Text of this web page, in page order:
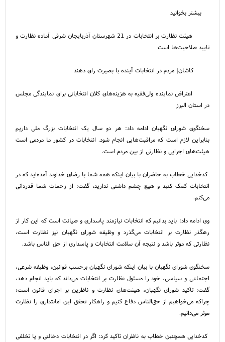
بیشتر بخوانید
هیئت نظارت بر انتخابات در 21 شهرستان آذربایجان شرقی آماده نظارت و
تایید صلاحیت‌ها است
کاشان| مردم در انتخابات آینده با بصیرت رای دهند
اعتراض نماینده ولی‌فقیه به هزینه‌های کلان انتخاباتی برای نمایندگی مجلس
در استان البرز
سخنگوی شورای نگهبان ادامه داد: هر دو سال یک انتخابات بزرگ ملی داریم
بنابراین لازم است که مراقبت‌هایی انجام شود. انتخابات در کشور ما مردمی است
هیئت‌های اجرایی و نظارتی از بین مردم است.
کدخدایی خطاب به حاضران با بیان اینکه همه شما با رضای خداوند آمده‌اید که در
انتخابات کمک کنید و هیچ چشم داشتی ندارید، گفت: از زحمات شما قدردانی
می‌کنم.
وی ادامه داد: باید بدانیم که انتخابات نیازمند پاسداری و صیانت است که این کار از
رهگذر نظارت بر انتخابات می‌گذرد و وظیفه شورای نگهبان نیز نظارت است،
نظارتی که موثر باشد و نتیجه آن سلامت انتخابات و پاسداری از حق الناس باشد.
سخنگوی شورای نگهبان با بیان اینکه شورای نگهبان برحسب قوانین، وظیفه شرعی،
اجتماعی و سیاسی، خود را مسئول نظارت بر انتخابات می‌داند که باید انجام دهد،
گفت: تاکید شورای نگهبان، هیئت‌های نظارت و ناظرین بر اجرای قانون است؛
چراکه می‌خواهیم از حق‌الناس دفاع کنیم و راهکار تحقق این امانتداری را نظارت
موثر می‌دانیم.
کدخدایی همچنین خطاب به ناظران تاکید کرد: اگر در انتخابات دخالتی و یا تخلفی